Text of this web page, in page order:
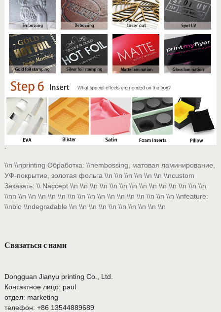
`
\\n \\nprinting Обработка: \\nembossing, матовая ламинирование,
УФ-покрытие, золотая фольга \\n \\n \\n \\n \\n \\n \\ncustom
Заказать: \\ Naccept \\n \\n \\n \\n \\n \\n \\n \\n \\n \\n \\n \\n \\n \\n
\\nn \\n \\n \\n \\n \\n \\n \\n \\n \\n \\n \\n \\n \\n \\n \\n \\n \\nfeature:
\\nbio \\ndegradable \\n \\n \\n \\n \\n \\n \\n \\n \\n \\n
Связаться с нами
Dongguan Jianyu printing Co., Ltd.
Контактное лицо: paul
отдел: marketing
телефон: +86 13544889689